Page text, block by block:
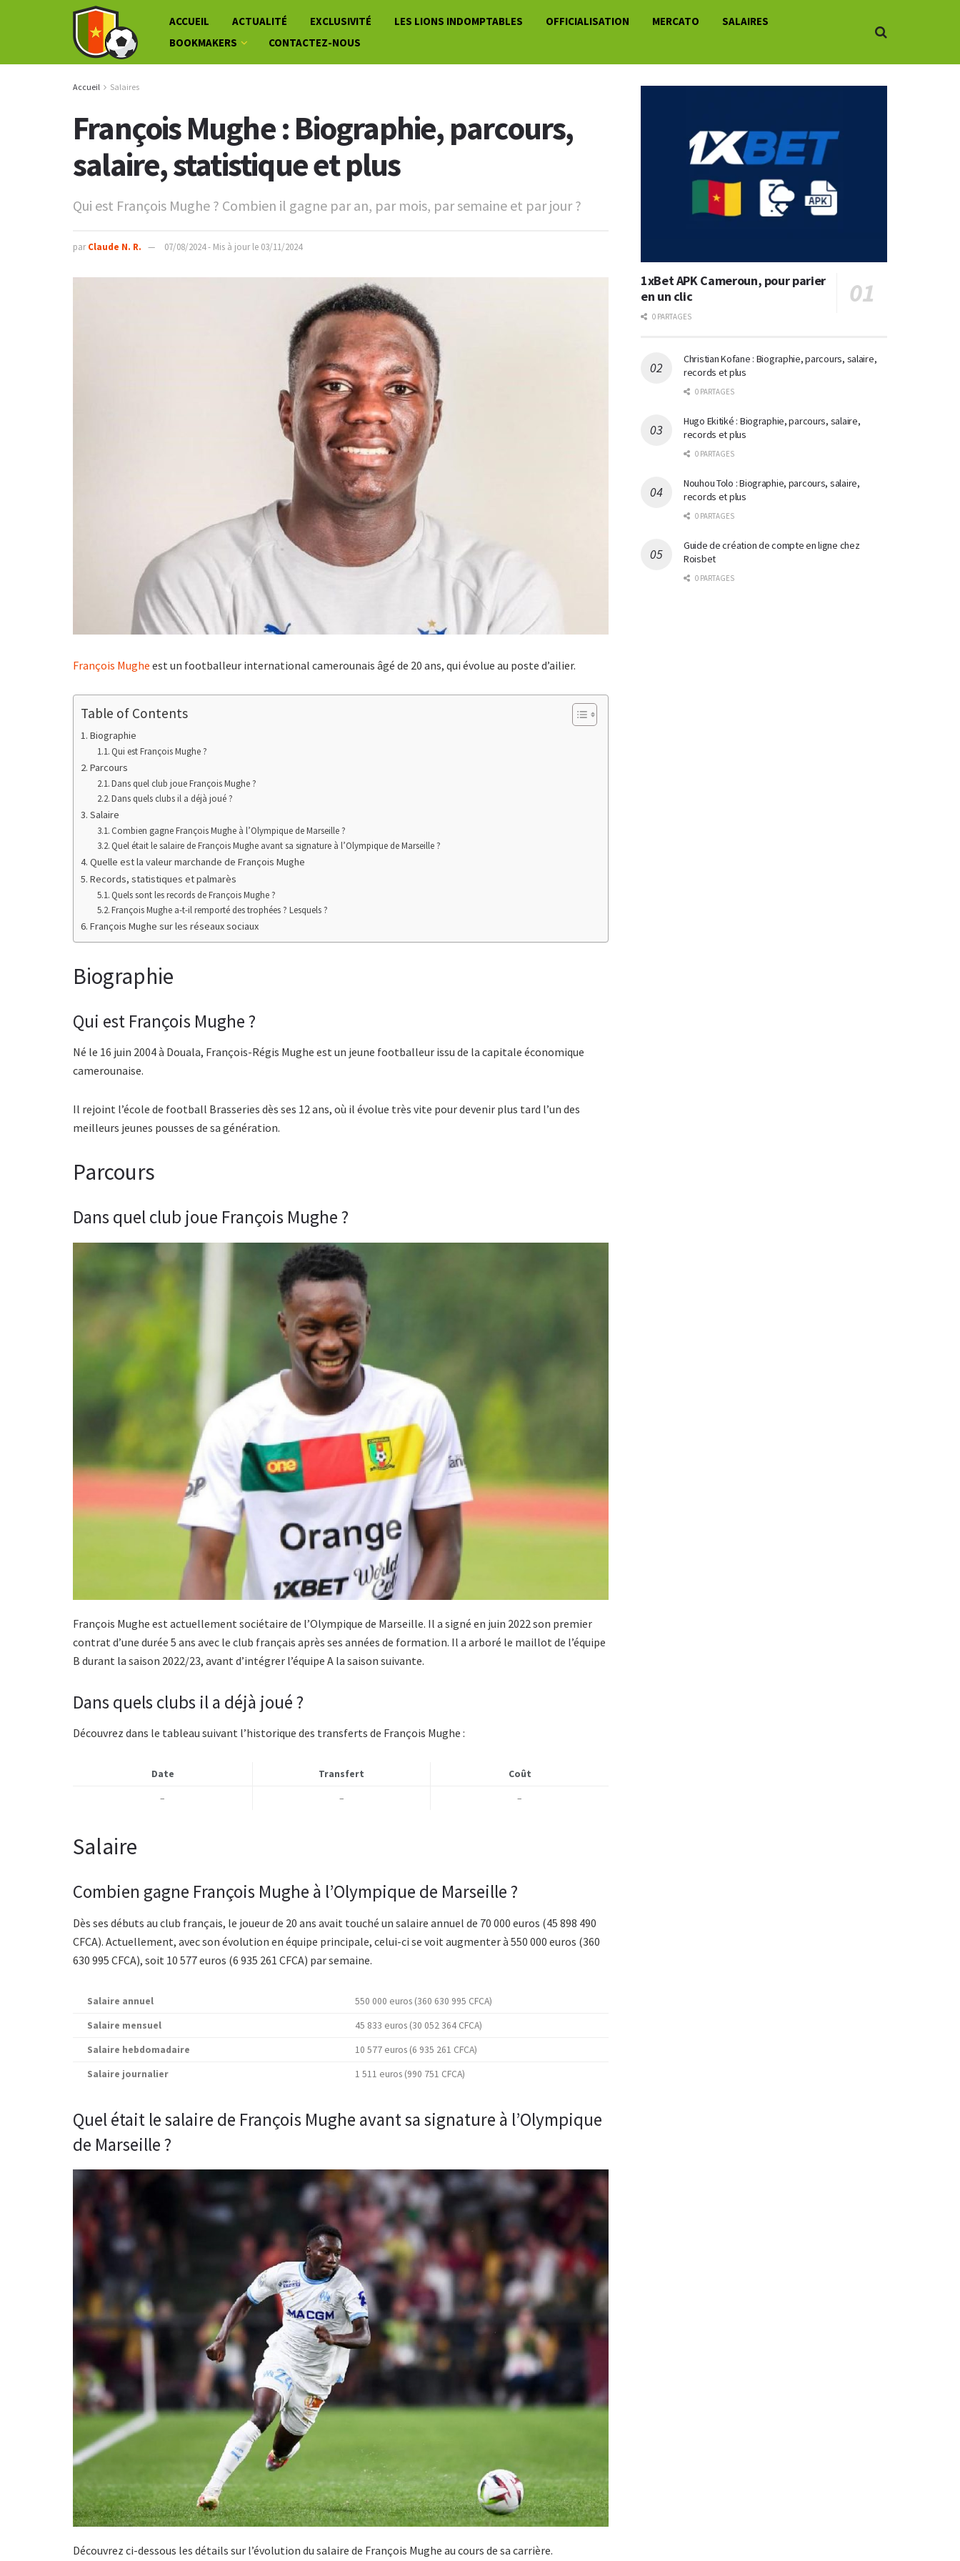
ACCUEIL ACTUALITÉ EXCLUSIVITÉ LES LIONS INDOMPTABLES OFFICIALISATION MERCATO
SALAIRES
BOOKMAKERS
CONTACTEZ-NOUS
Accueil Salaires
François Mughe : Biographie, parcours,
salaire, statistique et plus
Qui est François Mughe ? Combien il gagne par an, par mois, par semaine et par jour ?
par Claude N. R. 07/08/2024 - Mis à jour le 03/11/2024
François Mughe est un footballeur international camerounais âgé de 20 ans, qui évolue au poste d’ailier.
Table of Contents
Biographie
Qui est François Mughe ?
Parcours
Dans quel club joue François Mughe ?
Dans quels clubs il a déjà joué ?
Salaire
Combien gagne François Mughe à l’Olympique de Marseille ?
Quel était le salaire de François Mughe avant sa signature à l’Olympique de Marseille ?
Quelle est la valeur marchande de François Mughe
Records, statistiques et palmarès
Quels sont les records de François Mughe ?
François Mughe a-t-il remporté des trophées ? Lesquels ?
François Mughe sur les réseaux sociaux
Biographie
Qui est François Mughe ?
Né le 16 juin 2004 à Douala, François-Régis Mughe est un jeune footballeur issu de la capitale économique
camerounaise.
Il rejoint l’école de football Brasseries dès ses 12 ans, où il évolue très vite pour devenir plus tard l’un des
meilleurs jeunes pousses de sa génération.
Parcours
Dans quel club joue François Mughe ?
François Mughe est actuellement sociétaire de l’Olympique de Marseille. Il a signé en juin 2022 son premier
contrat d’une durée 5 ans avec le club français après ses années de formation. Il a arboré le maillot de l’équipe
B durant la saison 2022/23, avant d’intégrer l’équipe A la saison suivante.
Dans quels clubs il a déjà joué ?
Découvrez dans le tableau suivant l’historique des transferts de François Mughe :
Date Transfert
Coût
–
– –
Salaire
Combien gagne François Mughe à l’Olympique de Marseille ?
Dès ses débuts au club français, le joueur de 20 ans avait touché un salaire annuel de 70 000 euros (45 898 490
CFCA). Actuellement, avecson évolution en équipe principale, celui-ci se voit augmenter à 550 000 euros (360
630 995 CFCA), soit 10 577 euros (6 935 261 CFCA) par semaine.
Salaire annuel
550 000 euros (360 630 995 CFCA)
Salaire mensuel
45 833 euros (30 052 364 CFCA)
Salaire hebdomadaire
10 577 euros (6 935 261 CFCA)
Salaire journalier
1 511 euros (990 751 CFCA)
Quel était le salaire de François Mughe avant sa signature à l’Olympique
de Marseille ?
Découvrez ci-dessous les détails sur l’évolution du salaire de François Mughe au cours de sa carrière.
1xBet APK Cameroun, pour parier
en un clic
0 PARTAGES
Christian Kofane : Biographie, parcours, salaire,
records et plus
0 PARTAGES
Hugo Ekitiké : Biographie, parcours, salaire,
records et plus
0 PARTAGES
Nouhou Tolo : Biographie, parcours, salaire,
records et plus
0 PARTAGES
Guide de création de compte en ligne chez
Roisbet
0 PARTAGES